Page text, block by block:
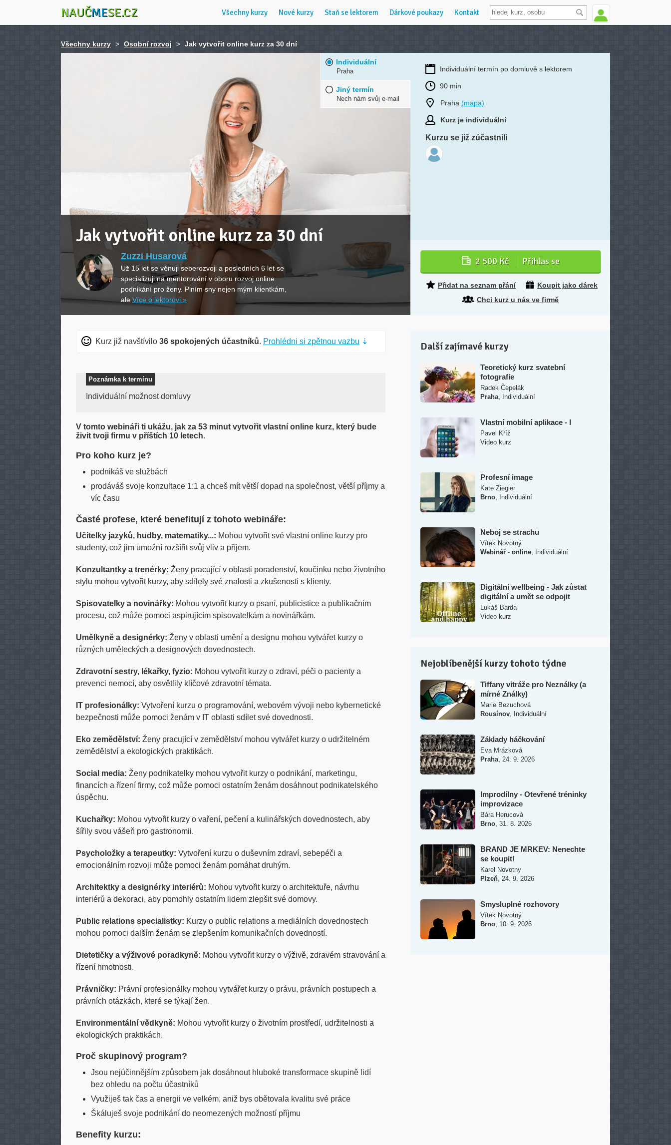
NAUČMESE.CZ Všechny kurzy Nové kurzy Staň se lektorem Dárkové poukazy Kontakt
Všechny kurzy > Osobní rozvoj > Jak vytvořit online kurz za 30 dní
Jak vytvořit online kurz za 30 dní
Zuzzi Husarová
Už 15 let se věnuji seberozvoji a posledních 6 let se
specializuji na mentorování v oboru rozvoj online
podnikání pro ženy. Plním sny nejen mým klientkám,
ale Více o lektorovi »
Individuální
Praha
Jiný termín
Nech nám svůj e-mail
Individuální termín po domluvě s lektorem
90 min
Praha (mapa)
Kurz je individuální
Kurzu se již zúčastnili
2 500 Kč Přihlas se
Přidat na seznam přání
Koupit jako dárek
Chci kurz u nás ve firmě
Kurz již navštívilo 36 spokojených účastníků. Prohlédni si zpětnou vazbu ⇣
Poznámka k termínu
Individuální možnost domluvy
V tomto webináři ti ukážu, jak za 53 minut vytvořit vlastní online kurz, který bude
živit tvoji firmu v příštích 10 letech.
Pro koho kurz je?
podnikáš ve službách
prodáváš svoje konzultace 1:1 a chceš mít větší dopad na společnost, větší příjmy a
víc času
Časté profese, které benefitují z tohoto webináře:
Učitelky jazyků, hudby, matematiky...: Mohou vytvořit své vlastní online kurzy pro
studenty, což jim umožní rozšířit svůj vliv a příjem.
Konzultantky a trenérky: Ženy pracující v oblasti poradenství, koučinku nebo životního
stylu mohou vytvořit kurzy, aby sdílely své znalosti a zkušenosti s klienty.
Spisovatelky a novinářky: Mohou vytvořit kurzy o psaní, publicistice a publikačním
procesu, což může pomoci aspirujícím spisovatelkám a novinářkám.
Umělkyně a designérky: Ženy v oblasti umění a designu mohou vytvářet kurzy o
různých uměleckých a designových dovednostech.
Zdravotní sestry, lékařky, fyzio: Mohou vytvořit kurzy o zdraví, péči o pacienty a
prevenci nemocí, aby osvětlily klíčové zdravotní témata.
IT profesionálky: Vytvoření kurzu o programování, webovém vývoji nebo kybernetické
bezpečnosti může pomoci ženám v IT oblasti sdílet své dovednosti.
Eko zemědělství: Ženy pracující v zemědělství mohou vytvářet kurzy o udržitelném
zemědělství a ekologických praktikách.
Social media: Ženy podnikatelky mohou vytvořit kurzy o podnikání, marketingu,
financích a řízení firmy, což může pomoci ostatním ženám dosáhnout podnikatelského
úspěchu.
Kuchařky: Mohou vytvořit kurzy o vaření, pečení a kulinářských dovednostech, aby
šířily svou vášeň pro gastronomii.
Psycholožky a terapeutky: Vytvoření kurzu o duševním zdraví, sebepéči a
emocionálním rozvoji může pomoci ženám pomáhat druhým.
Architektky a designérky interiérů: Mohou vytvořit kurzy o architektuře, návrhu
interiérů a dekoraci, aby pomohly ostatním lidem zlepšit své domovy.
Public relations specialistky: Kurzy o public relations a mediálních dovednostech
mohou pomoci dalším ženám se zlepšením komunikačních dovedností.
Dietetičky a výživové poradkyně: Mohou vytvořit kurzy o výživě, zdravém stravování a
řízení hmotnosti.
Právničky: Právní profesionálky mohou vytvářet kurzy o právu, právních postupech a
právních otázkách, které se týkají žen.
Environmentální vědkyně: Mohou vytvořit kurzy o životním prostředí, udržitelnosti a
ekologických praktikách.
Proč skupinový program?
Jsou nejúčinnějším způsobem jak dosáhnout hluboké transformace skupině lidí
bez ohledu na počtu účastníků
Využiješ tak čas a energii ve velkém, aniž bys obětovala kvalitu své práce
Škáluješ svoje podnikání do neomezených možností příjmu
Benefity kurzu:
Další zajímavé kurzy
Teoretický kurz svatební
fotografie
Radek Čepelák
Praha
Individuální
Vlastní mobilní aplikace - I
Pavel Kříž
Video kurz
Profesní image
Kate Ziegler
Brno
Individuální
Neboj se strachu
Vítek Novotný
Webinář - online
Individuální
Digitální wellbeing - Jak zůstat
digitální a umět se odpojit
Lukáš Barda
Video kurz
Nejoblíbenější kurzy tohoto týdne
Tiffany vitráže pro Neználky (a
mírné Ználky)
Marie Bezuchová
Rousínov
Individuální
Základy háčkování
Eva Mrázková
Praha 24. 9. 2026
Improdílny - Otevřené tréninky
improvizace
Bára Herucová
Brno 31. 8. 2026
BRAND JE MRKEV: Nenechte
se koupit!
Karel Novotny
Plzeň 24. 9. 2026
Smysluplné rozhovory
Vítek Novotný
Brno 10. 9. 2026